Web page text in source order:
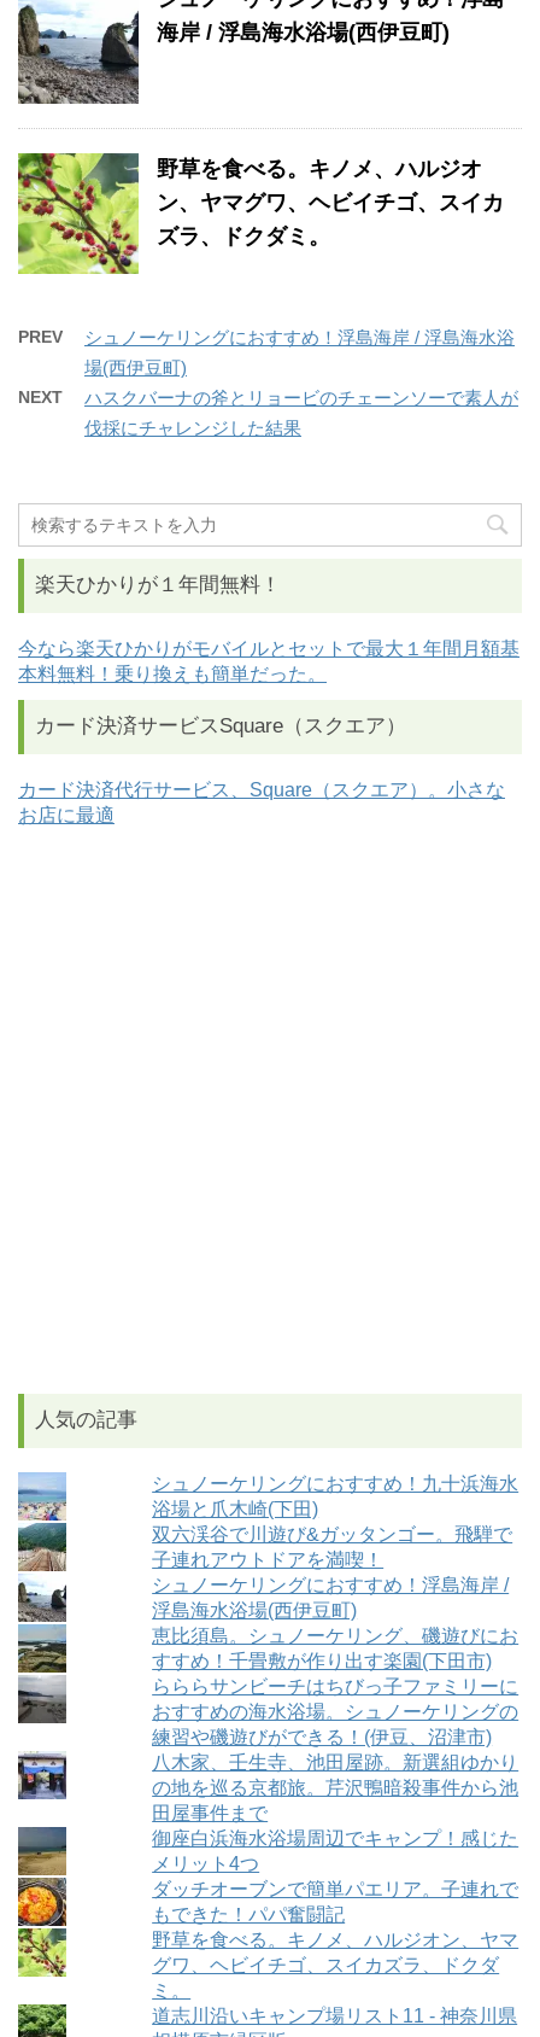
海岸 / 浮島海水浴場(西伊豆町)
野草を食べる。キノメ、ハルジオ
ン、ヤマグワ、ヘビイチゴ、スイカ
ズラ、ドクダミ。
PREV
シュノーケリングにおすすめ！浮島海岸 / 浮島海水浴
場(西伊豆町)
NEXT
ハスクバーナの斧とリョービのチェーンソーで素人が
伐採にチャレンジした結果
楽天ひかりが１年間無料！
今なら楽天ひかりがモバイルとセットで最大１年間月額基
本料無料！乗り換えも簡単だった。
カード決済サービスSquare（スクエア）
カード決済代行サービス、Square（スクエア）。小さな
お店に最適
人気の記事
シュノーケリングにおすすめ！九十浜海水
浴場と爪木崎(下田)
双六渓谷で川遊び&ガッタンゴー。飛騨で
子連れアウトドアを満喫！
シュノーケリングにおすすめ！浮島海岸 /
浮島海水浴場(西伊豆町)
恵比須島。シュノーケリング、磯遊びにお
すすめ！千畳敷が作り出す楽園(下田市)
らららサンビーチはちびっ子ファミリーに
おすすめの海水浴場。シュノーケリングの
練習や磯遊びができる！(伊豆、沼津市)
八木家、壬生寺、池田屋跡。新選組ゆかり
の地を巡る京都旅。芹沢鴨暗殺事件から池
田屋事件まで
御座白浜海水浴場周辺でキャンプ！感じた
メリット4つ
ダッチオーブンで簡単パエリア。子連れで
もできた！パパ奮闘記
野草を食べる。キノメ、ハルジオン、ヤマ
グワ、ヘビイチゴ、スイカズラ、ドクダ
ミ。
道志川沿いキャンプ場リスト11 - 神奈川県